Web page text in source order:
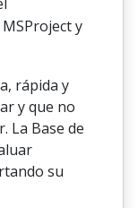
y
rápida y
y que no
La Base de
su